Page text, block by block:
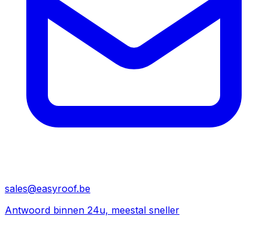
sales@easyroof.be
Antwoord binnen 24u, meestal sneller